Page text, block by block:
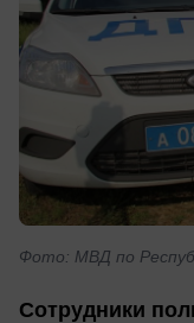
Фото: МВД по
Сотрудники